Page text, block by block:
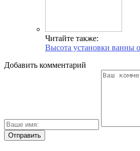
Читайте также:
Высота установки ванны
Добавить комментарий